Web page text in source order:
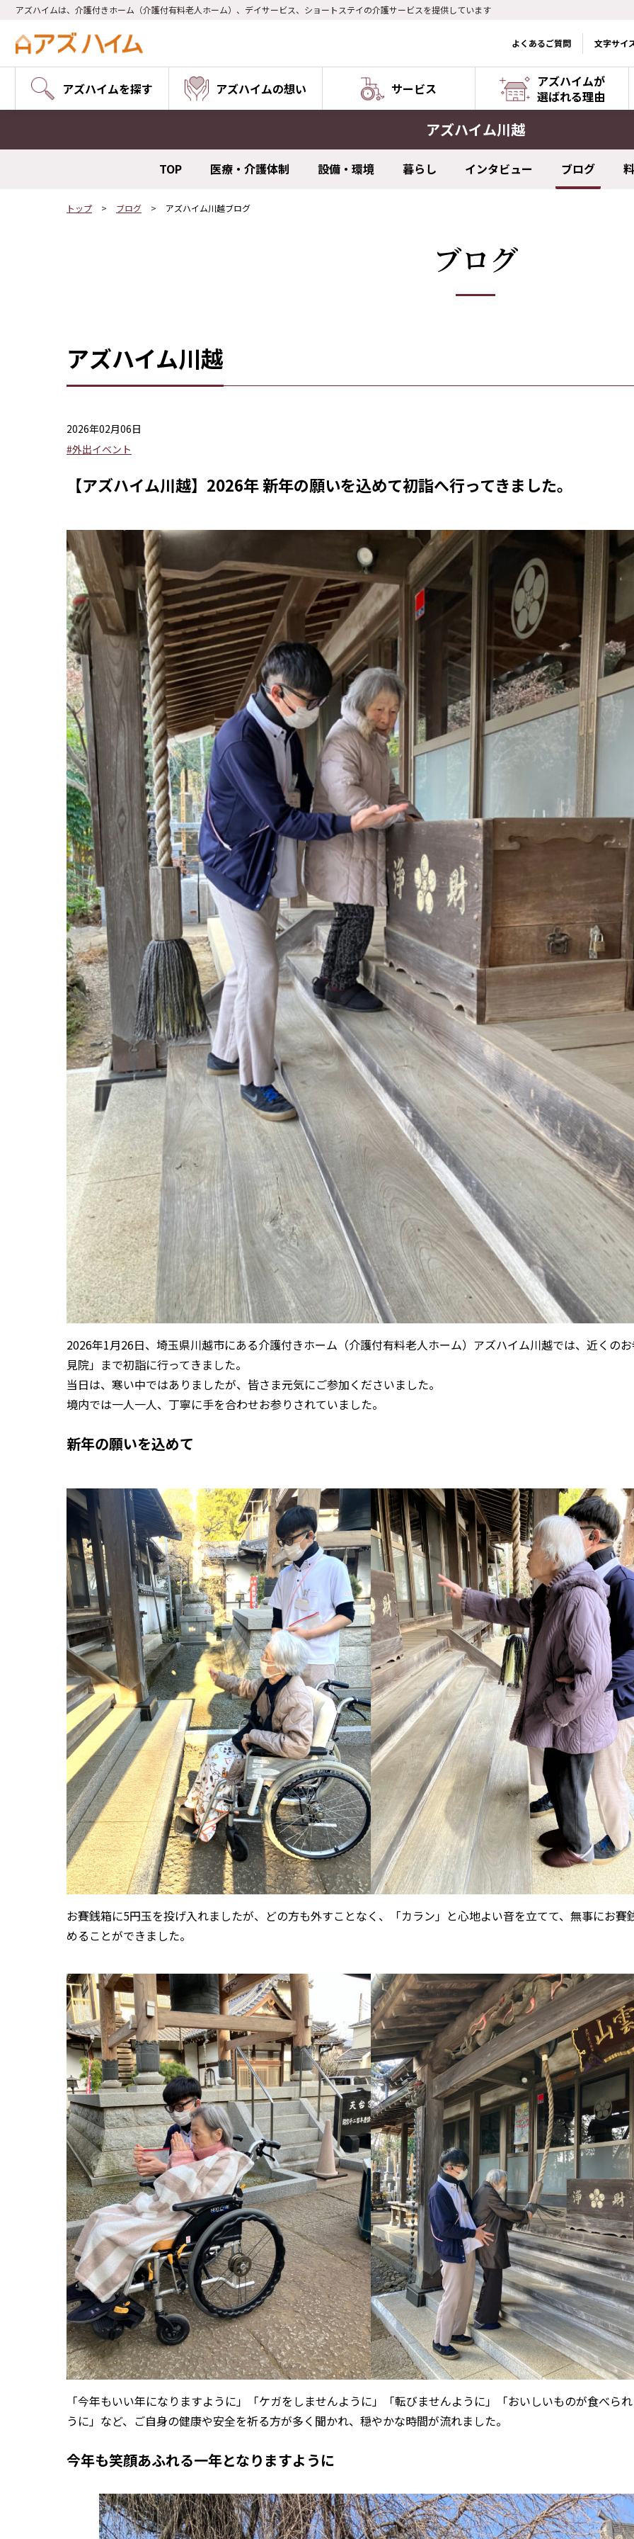
アズハイムは、介護付きホーム（介護付有料老人ホーム）、デイサービス、ショートステイの介護サービスを提供しています
よくあるご質問 文字サイ
アズハイムを探す アズハイムの想い サービス
アズハイムが
選ばれる理由
アズハイム川越
TOP 医療・介護体制 設備・環境 暮らし インタビュー ブログ
トップ ブログ アズハイム川越ブログ
ブログ
アズハイム川越
2026年02月06日
#外出イベント
【アズハイム川越】2026年 新年の願いを込めて初詣へ行ってきました。
2026年1月26日、埼玉県川越市にある介護付きホーム（介護付有料老人ホーム）アズハイム川越では、近くの
見院」まで初詣に行ってきました。
当日は、寒い中ではありましたが、皆さま元気にご参加くださいました。
境内では一人一人、丁寧に手を合わせお参りされていました。
新年の願いを込めて
お賽銭箱に5円玉を投げ入れましたが、どの方も外すことなく、「カラン」と心地よい音を立てて、無事にお賽
めることができました。
「今年もいい年になりますように」「ケガをしませんように」「転びませんように」「おいしいものが食べら
うに」など、ご自身の健康や安全を祈る方が多く聞かれ、穏やかな時間が流れました。
今年も笑顔あふれる一年となりますように